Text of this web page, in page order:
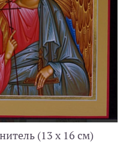
(13 х 16 см)